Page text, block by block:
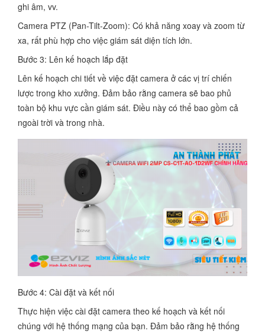
ghi âm, vv.
Camera PTZ (Pan-Tilt-Zoom): Có khả năng xoay và zoom từ
xa, rất phù hợp cho việc giám sát diện tích lớn.
Bước 3: Lên kế hoạch lắp đặt
Lên kế hoạch chi tiết về việc đặt camera ở các vị trí chiến
lược trong kho xưởng. Đảm bảo rằng camera sẽ bao phủ
toàn bộ khu vực cần giám sát. Điều này có thể bao gồm cả
ngoài trời và trong nhà.
Bước 4: Cài đặt và kết nối
Thực hiện việc cài đặt camera theo kế hoạch và kết nối
chúng với hệ thống mạng của bạn. Đảm bảo rằng hệ thống